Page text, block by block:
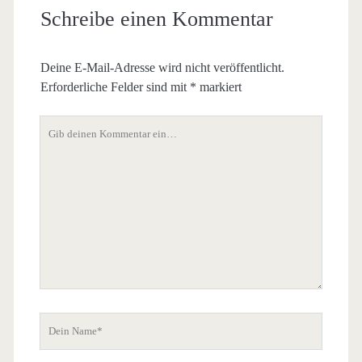
Schreibe einen Kommentar
Deine E-Mail-Adresse wird nicht veröffentlicht.
Erforderliche Felder sind mit * markiert